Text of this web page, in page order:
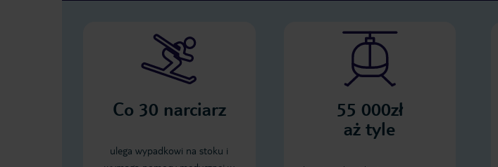
Co 30 narciarz
ulega wypadkowi na stoku i
55 000zł
aż tyle